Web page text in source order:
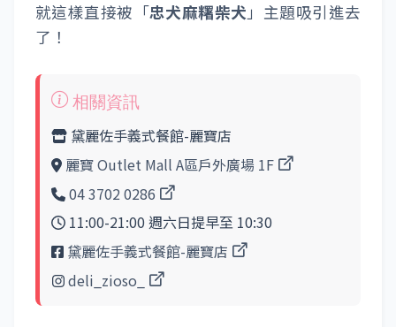
就這樣直接被「忠犬麻糬柴犬」主題吸引進去
了！
黛麗佐手義式餐館-麗寶店
麗寶 Outlet Mall A區戶外廣場 1F
04 3702 0286
11:00-21:00 週六日提早至 10:30
黛麗佐手義式餐館-麗寶店
deli_zioso_